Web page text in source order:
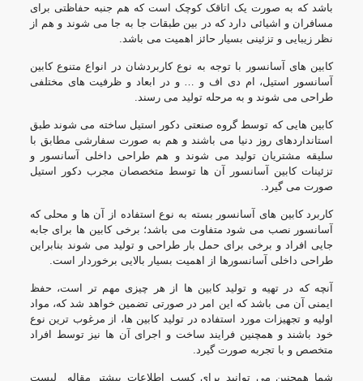
باشد که به صورت یک اتاقک کوچک است که هم جنبه حفاظتی برای
مسافران و اشیائی دارد که در بین طبقات جا به جا می شوند و هم از
نظر زیبایی و تزئینی بسیار حائز اهمیت می باشد.
کابین های آسانسور با توجه به نوع کاربردشان در انواع متنوعکابین
آسانسور استیل، ام دی اف و … و در ابعاد و ظرفیت های مختلفی
طراحی می شوند و به مرحله تولید می رسند.
کابین هایی که توسط گروه صنعتی دکور استیل ساخته می شوند طبق
استانداردهای روز دنیا می باشند و هم به صورت سفارشی مطابق با
سلیقه مشتریان تولید می شوند و هم طراحی داخلی آسانسور و
تزئینات کابین آسانسور
آن ها توسط متخصصان مجرب دکور استیل
صورت می گیرد.
کاربرد کابین های آسانسور بسته به نوع استفاده از آن ها و محلی که
آسانسور نصب می شود متفاوت می باشد؛ برخی کابین ها برای جابه
جایی افراد و برخی برای حمل بار طراحی و تولید می شوند بنابراین
طراحی داخلی آسانسور ها از اهمیت بسیار بالایی برخوردار است.
آنچه که در تهیه و تولید کابین ها از هر چیزی مهم تر است، حفظ
ایمنی آن می باشد که این امر در صورتی تضمین خواهد شد که، مواد
اولیه و تجهیزات مورد استفاده در تولید کابین ها، از مرغوب ترین نوع
خود باشند و همچنین فرایند ساخت و اجرای آن ها نیز توسط افراد
متخصص و با تجربه صورت گیرد.
شما همچنین می توانید برای کسب اطلاعات بیشتر مقاله
لیست